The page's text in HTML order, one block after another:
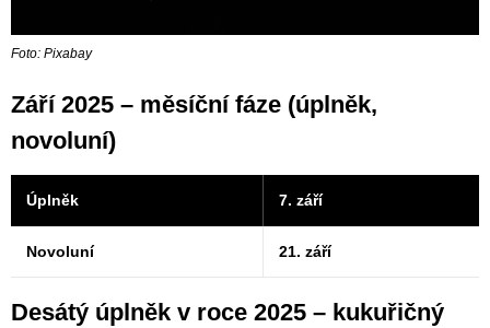
Foto: Pixabay
Září 2025 – měsíční fáze (úplněk,
novoluní)
Úplněk 7. září
Novoluní 21. září
Desátý úplněk v roce 2025 – kukuřičný